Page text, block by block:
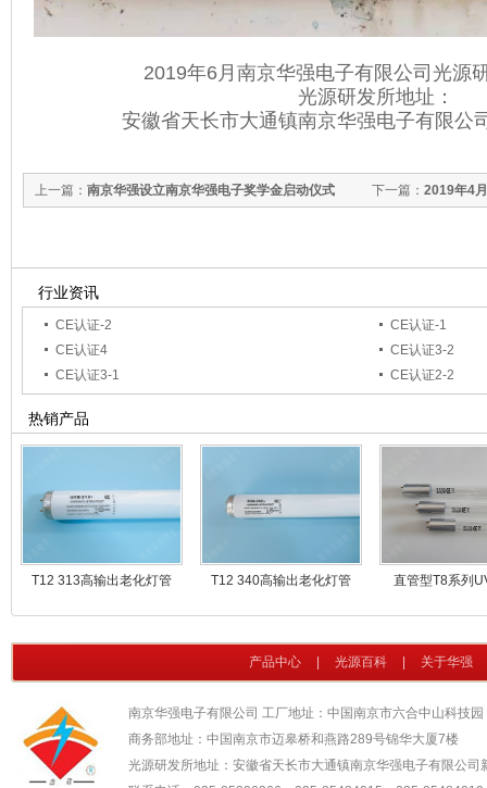
2019年6月南京华强电子有限公司光源
光源研发所地址：
安徽省天长市大通镇南京华强电子有限公
上一篇： 南京华强设立南京华强电子奖学金启动仪式 下一篇： 2019年4
行业资讯
CE认证-2
CE认证-1
CE认证4
CE认证3-2
CE认证3-1
CE认证2-2
热销产品
T12 313高输出老化灯管 T12 340高输出老化灯管 直管型T8系列
产品中心 | 光源百科 | 关于华强
南京华强电子有限公司 工厂地址：中国南京市六合中山科技园
商务部地址：中国南京市迈皋桥和燕路289号锦华大厦7楼
光源研发所地址：安徽省天长市大通镇南京华强电子有限公司